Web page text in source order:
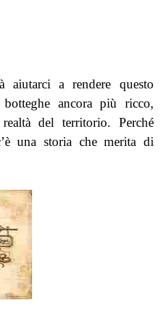
aiutarci a rendere questo
ancora più ricco,
del territorio. Perché
una storia che merita di